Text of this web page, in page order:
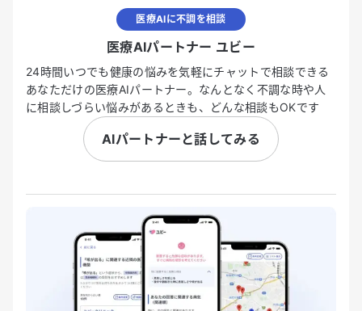
医療AIに不調を相談
医療AIパートナー ユビー
24時間いつでも健康の悩みを気軽にチャットで相談できる
あなただけの医療AIパートナー。なんとなく不調な時や人
に相談しづらい悩みがあるときも、どんな相談もOKです
AIパートナーと話してみる